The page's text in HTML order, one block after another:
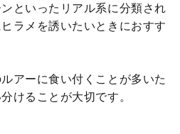
といったリアル系に分類され
ラメを誘いたいときにおすす
アーに食い付くことが多いた
けることが大切です。